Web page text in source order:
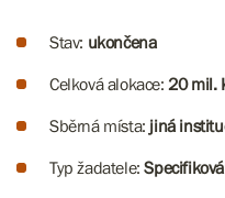
Stav: ukončena
Celková alokace:20 mil.
Sběrná místa: jiná
Typ žadatele: